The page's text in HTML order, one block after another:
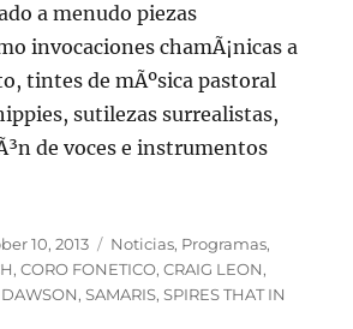
a menudo piezas
invocaciones chamÃ¡nicas a
tintes de mÃºsica pastoral
sutilezas surrealistas,
de voces e instrumentos
10, 2013 Categories
Noticias, Programas,
,CORO FONETICO,CRAIG LEON,
,SAMARIS,SPIRES THAT IN